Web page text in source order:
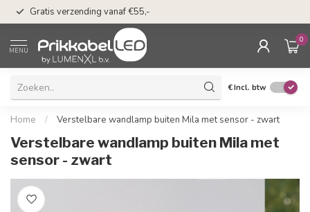
Gratis verzending vanaf €55,-
MENU
0
€Incl. btw
Home / Verstelbare wandlamp buiten Mila met sensor - zwart
Verstelbare wandlamp buiten Mila met
sensor - zwart